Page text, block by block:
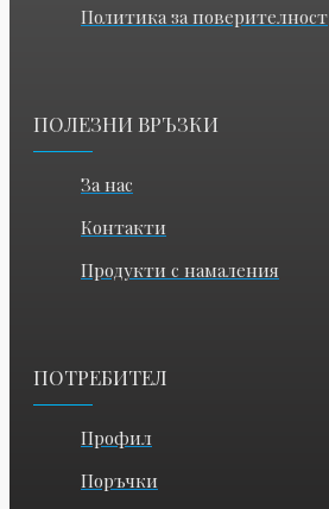
Политика за поверителност
ПОЛЕЗНИ ВРЪЗКИ
За нас
Контакти
Продукти с намаления
ПОТРЕБИТЕЛ
Профил
Поръчки